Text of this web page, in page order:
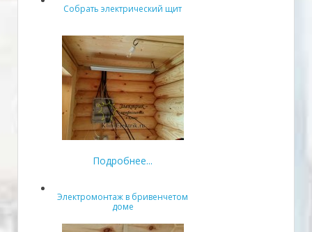
Собрать электрический щит
Подробнее...
Электромонтаж в бривенчетом
доме